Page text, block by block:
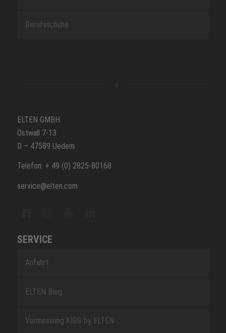
Berufsschuhe
ELTEN GMBH
Ostwall 7-13
D – 47589 Uedem
Telefon: + 49 (0) 2825-80168
service@elten.com
SERVICE
Anfahrt
ELTEN Blog
Vermessung KIDS by ELTEN